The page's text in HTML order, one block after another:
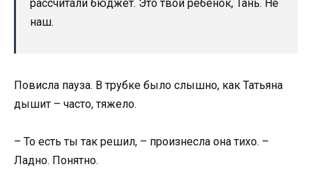
рассчитали бюджет. Это твой ребёнок, Тань. Не
наш.
Повисла пауза. В трубке было слышно, как Татьяна
дышит – часто, тяжело.
– То есть ты так решил, – произнесла она тихо. –
Ладно. Понятно.